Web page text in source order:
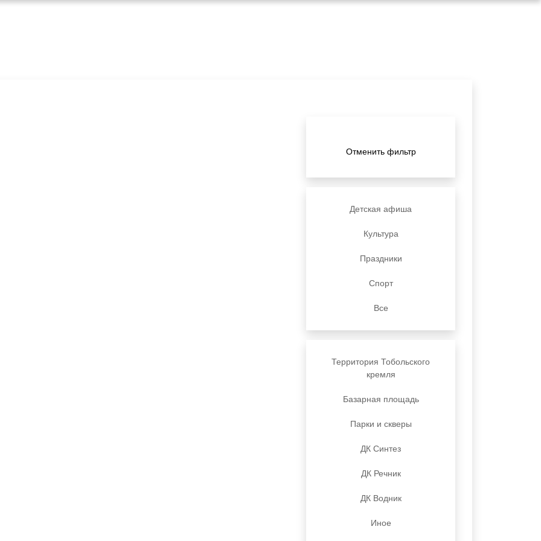
Отменить фильтр
Детская афиша
Культура
Праздники
Спорт
Все
Территория Тобольского
кремля
Базарная площадь
Парки и скверы
ДК Синтез
ДК Речник
ДК Водник
Иное